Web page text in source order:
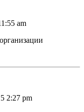
am
2:27 pm